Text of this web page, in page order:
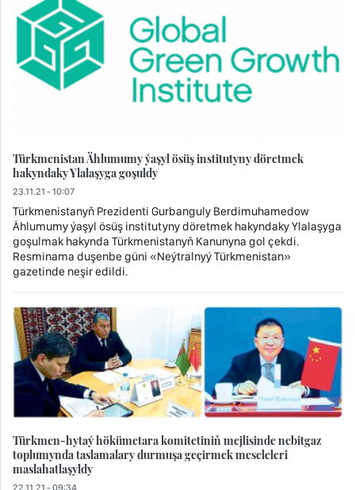
Türkmenistan Ählumumy ýaşyl ösüş institutyny döretmek
hakyndaky Ylalaşyga goşuldy
23.11.21 - 10:07
Türkmenistanyň Prezidenti Gurbanguly Berdimuhamedow
Ählumumy ýaşyl ösüş institutyny döretmek hakyndaky Ylalaşyga
goşulmak hakynda Türkmenistanyň Kanunyna gol çekdi.
Resminama duşenbe güni «Neýtralnyý Türkmenistan»
gazetinde neşir edildi.
Türkmen-hytaý hökümetara komitetiniň mejlisinde nebitgaz
toplumynda taslamalary durmuşa geçirmek meseleleri
maslahatlaşyldy
22.11.21 - 09:34